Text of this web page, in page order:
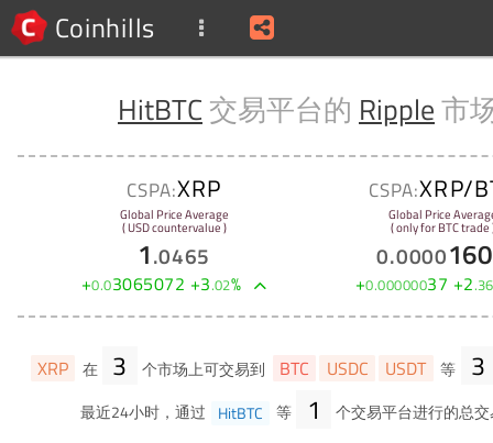
Coinhills
HitBTC 交易平台的 Ripple市
CSPA:XRP
Global Price Average
( USD countervalue )
1.0465
+0.03065072 +3.02%
CSPA:XRP/
Global Price
( only for BTC trade
0.0000
+0.00000037 +2.36
XRP 在 3 个市场上可交易到 BTC USDC USDT 等 3
最近24小时，通过 HitBTC 等 1 个交易平台进行的总